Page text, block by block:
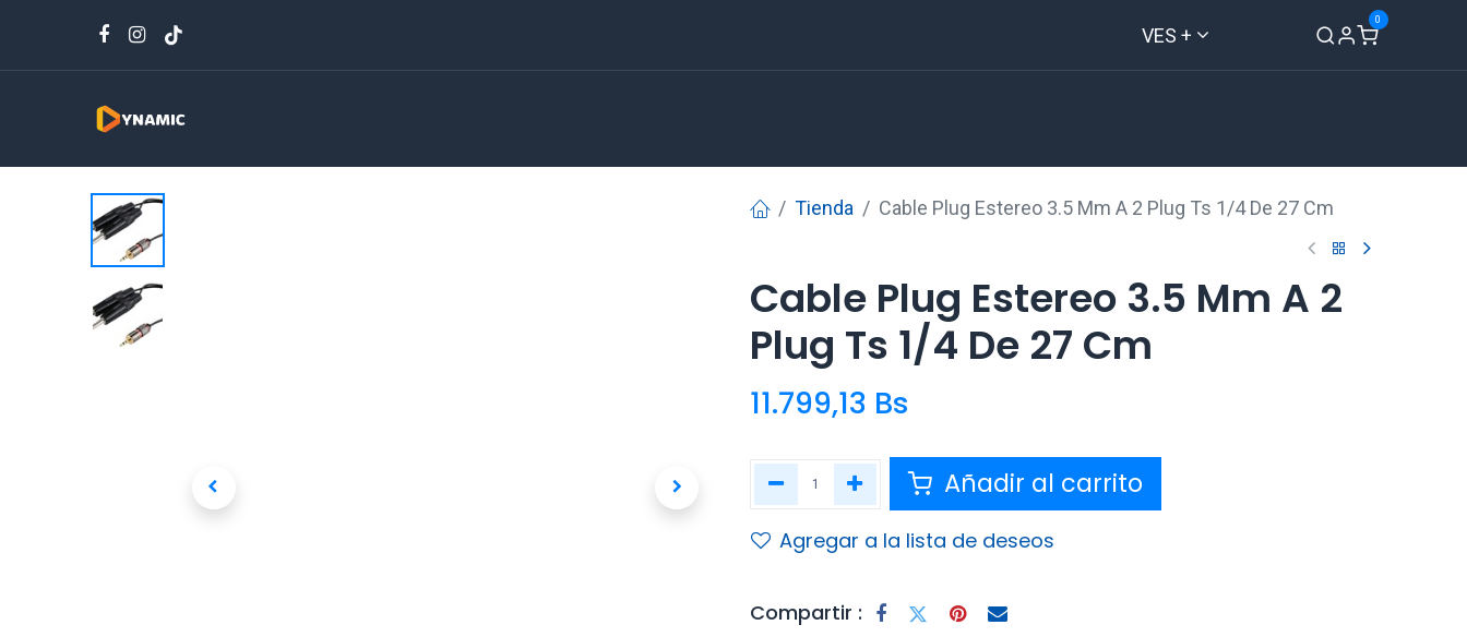
VES +
0
Tienda Cable Plug Estereo 3.5 Mm A 2 Plug Ts 1/4 De 27 Cm
Cable Plug Estereo 3.5 Mm A 2
Plug Ts 1/4 De 27 Cm
11.799,13 Bs
Añadir al carrito
Agregar a la lista de deseos
Compartir :